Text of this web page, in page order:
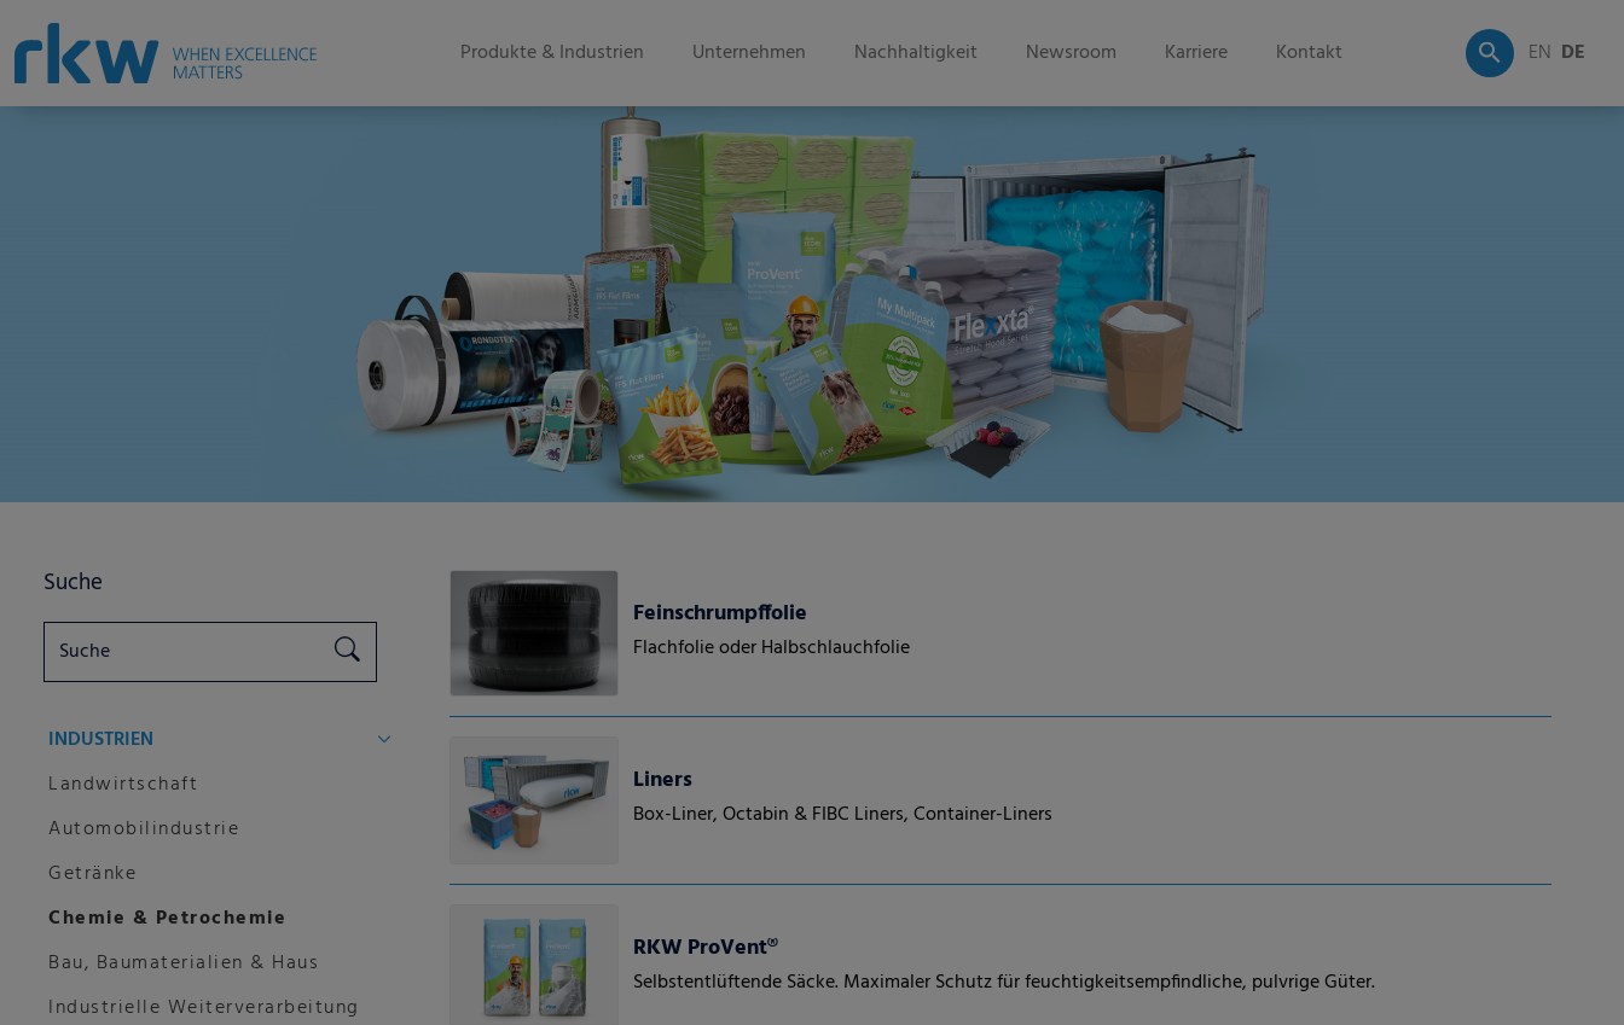
Produkte & Industrien Unternehmen Nachhaltigkeit Newsroom Karriere Kontakt EN DE
Feinschrumpffolie
Flachfolie oder Halbschlauchfolie
Liners
Box-Liner, Octabin & FIBC Liners, Container-Liners
RKW ProVent®
Selbstentlüftende Säcke. Maximaler Schutz für feuchtigkeitsempfindliche, pulvrige Güter.
Suche
INDUSTRIEN
Landwirtschaft
Automobilindustrie
Getränke
Chemie & Petrochemie
Bau, Baumaterialien & Haus
Industrielle Weiterverarbeitung